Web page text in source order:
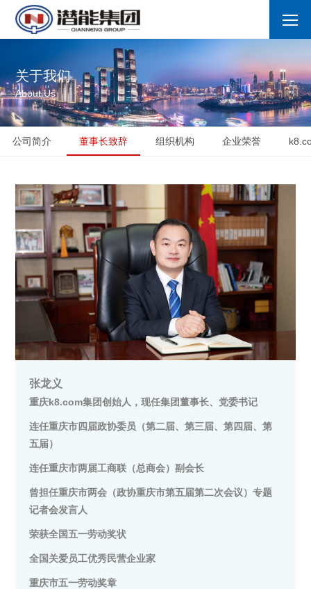
关于我们
About Us
公司简介 董事长致辞 组织机构 企业荣誉
张龙义
重庆k8.com集团创始人，现任集团董事长、党委书记
连任重庆市四届政协委员（第二届、第三届、第四届、第
五届）
连任重庆市两届工商联（总商会）副会长
曾担任重庆市两会（政协重庆市第五届第二次会议）专题
记者会发言人
荣获全国五一劳动奖状
全国关爱员工优秀民营企业家
重庆市五一劳动奖章